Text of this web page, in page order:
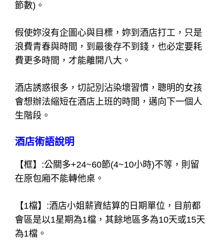
節數)。
假使妳沒有企圖心與目標，妳到酒店打工，只是
浪費青春與時間，到最後存不到錢，也必定要耗
費更多時間，才能離開八大。
酒店誘惑很多，切記別沾染壞習慣，聰明的女孩
會想辦法縮短在酒店上班的時間，邁向下一個人
生階段。
酒店術語說明
【框】:公關多+24~60節(4~10小時)不等，則留
在原包廂不能轉他桌。
【1檔】:酒店小姐薪資結算的日期單位，目前都
會區是以1星期為1檔，其餘地區多為10天或15天
為1檔。